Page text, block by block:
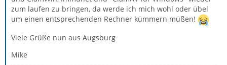
zum laufen zu bringen, da werde ich mich wohl oder übel
um einen entsprechenden Rechner kümmern müßen!
Viele Grüße nun aus Augsburg
Mike